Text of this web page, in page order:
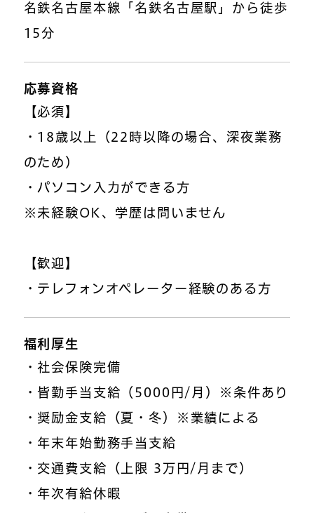
名鉄名古屋本線「名鉄名古屋駅」から徒歩
15分
応募資格
【必須】
・18歳以上（22時以降の場合、深夜業務
のため）
・パソコン入力ができる方
※未経験OK、学歴は問いません
【歓迎】
・テレフォンオペレーター経験のある方
福利厚生
・社会保険完備
・皆勤手当支給（5000円/月）※条件あり
・奨励金支給（夏・冬）※業績による
・年末年始勤務手当支給
・交通費支給（上限 3万円/月まで）
・年次有給休暇